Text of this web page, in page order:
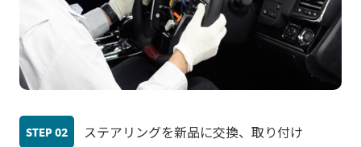
STEP02 ステアリングを新品に交換、取り付け